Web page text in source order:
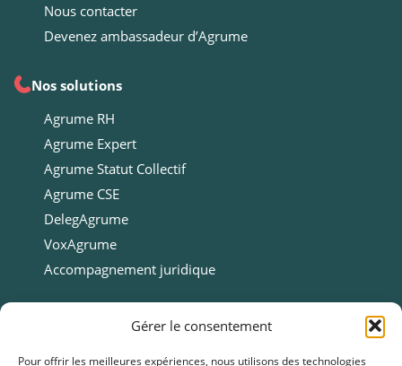
Gérer le consentement
Pour offrir les meilleures expériences, nous utilisons des technologies
Nous contacter
Devenez ambassadeur d’Agrume
Nos solutions
Agrume RH
Agrume Expert
Agrume Statut Collectif
Agrume CSE
DelegAgrume
VoxAgrume
Accompagnement juridique
Ressources